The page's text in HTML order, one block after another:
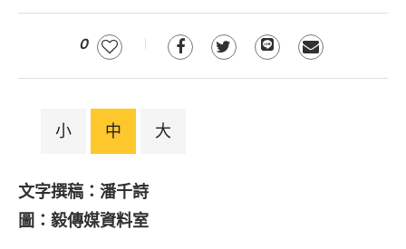
0
小 中 大
文字撰稿：潘千詩
圖：毅傳媒資料室